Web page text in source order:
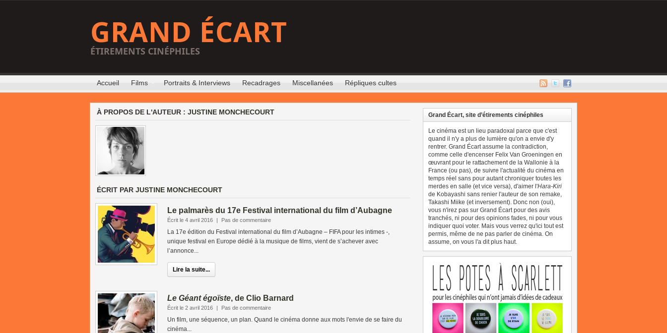
GRAND ÉCART
ÉTIREMENTS CINÉPHILES
Accueil Films Portraits & Interviews Recadrages Miscellanées Répliques cultes
À PROPOS DE L'AUTEUR : JUSTINE MONCHECOURT
ÉCRIT PAR JUSTINE MONCHECOURT
Le palmarès du 17e Festival international du film d’Aubagne
Écrit le 4 avril 2016 | Pas de commentaire
La 17e édition du Festival international du film d’Aubagne – FIFA pour les intimes -,
unique festival en Europe dédié à la musique de films, vient de s’achever avec
l’annonce...
Lire la suite...
Le Géant égoïste, de Clio Barnard
Écrit le 2 avril 2016 | Pas de commentaire
Un film, une séquence, un plan. Quand le cinéma donne aux mots l'envie de se faire du
cinéma...
Grand Écart, site d’étirements cinéphiles
Le cinéma est un lieu paradoxal parce que c'est
quand il n'y a plus de lumière qu'on a envie d'y
rentrer. Grand Écart assume la contradiction,
comme celle d'encenser Felix Van Groeningen en
œuvrant pour le rattachement de la Wallonie à la
France (ou pas), de suivre l'actualité du cinéma en
temps réel sans pour autant chroniquer toutes les
merdes en salle (et vice versa), d'aimer l'Hara-Kiri
de Kobayashi sans renier l'auteur de son remake,
Takashi Miike (et inversement). Donc non (oui),
vous n'irez pas sur Grand Écart pour des avis
tranchés, ni pour des opinions fades, ni pour vous
indiquer quoi voter. Mais vous verrez qu'ici tout est
permis, même de ne pas parler de cinéma. On
assume, on vous l'a dit plus haut.